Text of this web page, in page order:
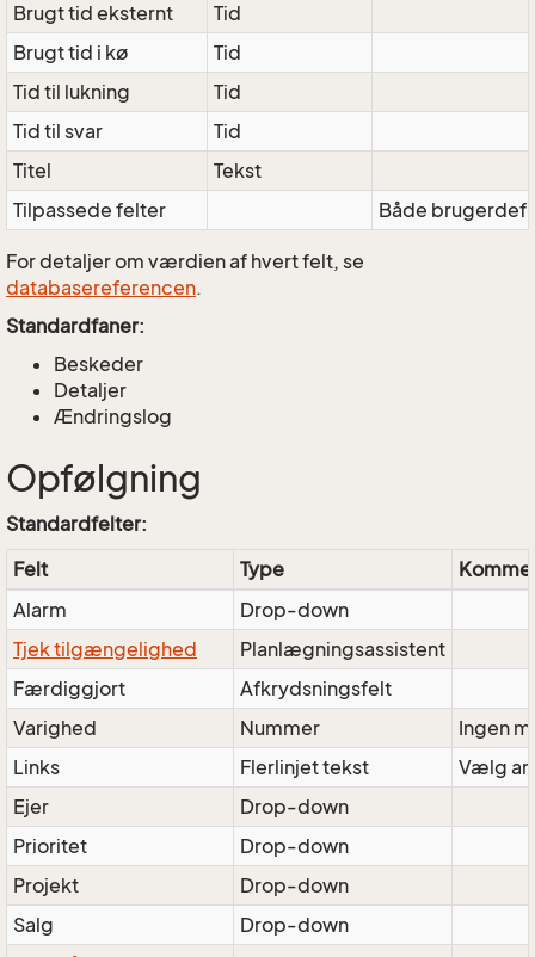
Brugt tid eksternt
Tid
Brugt tid i kø
Tid
Tid til lukning
Tid
Tid til svar
Tid
Titel
Tekst
Tilpassede felter
Både
For detaljer om værdien af hvert felt, se
databasereferencen.
Standardfaner:
Beskeder
Detaljer
Ændringslog
Opfølgning
Standardfelter:
Felt
Type
Alarm
Drop-down
Tjek tilgængelighed
Planlægningsassistent
Færdiggjort
Afkrydsningsfelt
Varighed
Nummer
Ingen
Links
Flerlinjet tekst
Vælg
Ejer
Drop-down
Prioritet
Drop-down
Projekt
Drop-down
Salg
Drop-down